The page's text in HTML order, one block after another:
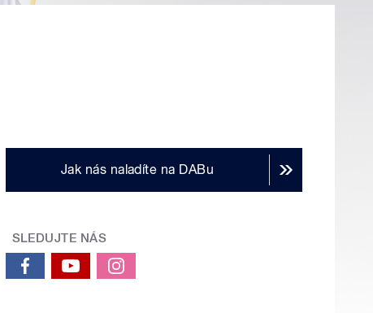
Jak nás naladíte na DABu
SLEDUJTE NÁS